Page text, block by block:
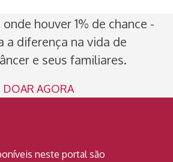
houver 1% de chance -
a diferença na vida de
e seus familiares.
DOAR AGORA
neste portal são